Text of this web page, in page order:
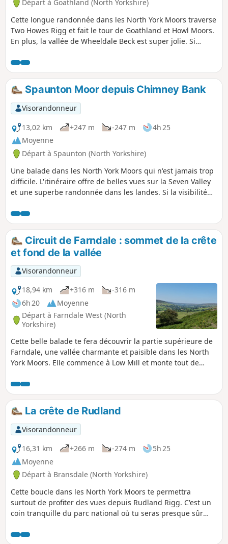
Départ à Goathland (North Yorkshire)
Cette longue randonnée dans les North York Moors traverse
Two Howes Rigg et fait le tour de Goathland et Howl Moors.
En plus, la vallée de Wheeldale Beck est super jolie. Si
vapeur sur la North York Moors Railway.
Spaunton Moor depuis Chimney Bank
Visorandonneur
13,02 km
+247 m -247 m
4h 25
Moyenne
Départ à Spaunton (North Yorkshire)
Une balade dans les North York Moors qui n'est jamais trop
difficile. L'itinéraire offre de belles vues sur la Seven Valley
et une superbe randonnée dans les landes. Si la visibilité
l'orientation et de savoir bien lire une carte.
Circuit de Farndale : sommet de la crête
et fond de la vallée
Visorandonneur
18,94 km
+316 m
-316 m
6h 20
Moyenne
Départ à Farndale West (North
Yorkshire)
Cette belle balade te fera découvrir la partie supérieure de
Farndale, une vallée charmante et paisible dans les North
York Moors. Elle commence à Low Mill et monte tout de
transportait le minerai de fer jusqu'à la tête de la vallée,
avec de superbes vues, avant de redescendre dans les
champs et de rejoindre finalement le chemin qui longe la
rivière pour revenir à Low Mill. Les chemins sont tranquilles
et la circulation est rare.
La crête de Rudland
Visorandonneur
16,31 km
+266 m -274 m
5h 25
Moyenne
Départ à Bransdale (North Yorkshire)
Cette boucle dans les North York Moors te permettra
surtout de profiter des vues depuis Rudland Rigg. C'est un
coin tranquille du parc national où tu seras presque sûr